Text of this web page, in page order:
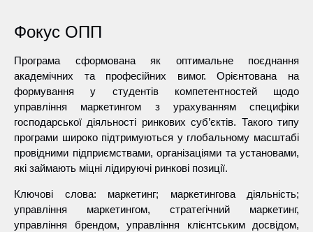
Фокус ОПП
Програма сформована як оптимальне поєднання
академічних та професійних вимог. Орієнтована на
формування у студентів компетентностей щодо
управління маркетингом з урахуванням специфіки
господарської діяльності ринкових суб’єктів. Такого типу
програми широко підтримуються у глобальному масштабі
провідними підприємствами, організаціями та установами,
які займають міцні лідируючі ринкові позиції.
Ключові слова: маркетинг; маркетингова діяльність;
управління маркетингом, стратегічний маркетинг,
управління брендом, управління клієнтським досвідом,